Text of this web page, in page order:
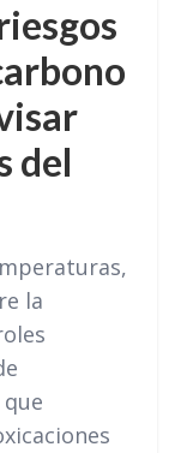
del
la